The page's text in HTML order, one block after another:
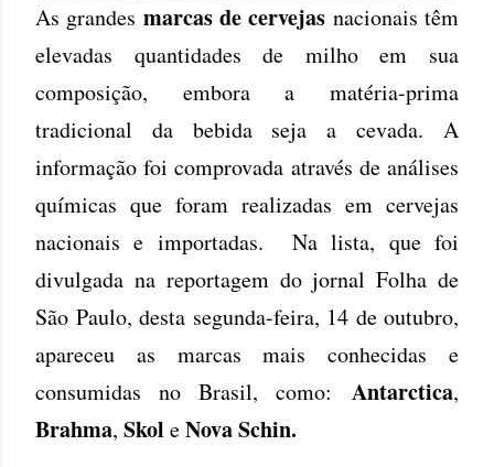
As grandes marcas de cervejas nacionais têm
elevadas quantidades de milho em sua
composição, embora a matéria-prima
tradicional da bebida seja a cevada. A
informação foi comprovada através de análises
químicas que foram realizadas em cervejas
nacionais e importadas. Na lista, que foi
divulgada na reportagem do jornal Folha de
São Paulo, desta segunda-feira, 14 de outubro,
apareceu as marcas mais conhecidas e
consumidas no Brasil, como: Antarctica,
Brahma, Skol eNova Schin.